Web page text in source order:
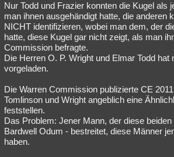
Nur Todd und Frazier konnten die Kugel als
man ihnen ausgehändigt hatte, die anderen
NICHT identifizieren, wobei man dem, der
hatte, diese Kugel gar nicht zeigt, als man
Commission befragte.
Die Herren O. P. Wright und Elmar Todd hat
vorgeladen.
Die Warren Commission publizierte CE
Tomlinson und Wright angeblich eine
feststellen.
Das Problem: Jener Mann, der diese
Bardwell Odum - bestreitet, diese Männer
haben.